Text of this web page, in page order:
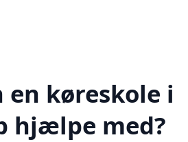
en køreskole i
hjælpe med?